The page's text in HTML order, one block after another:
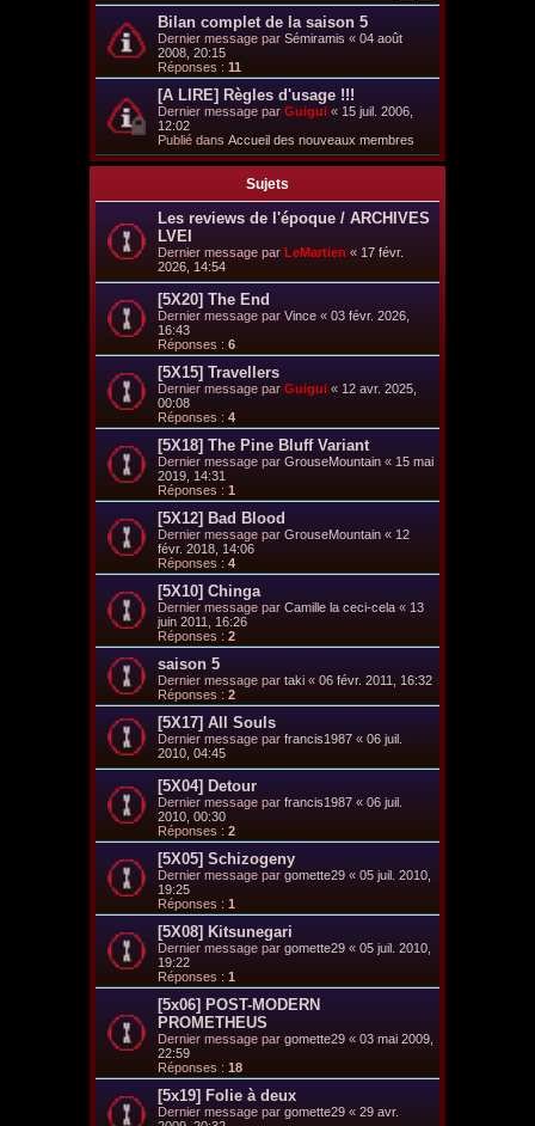
Bilan complet de la saison 5
Dernier message par Sémiramis « 04 août
2008, 20:15
Réponses : 11
[A LIRE] Règles d'usage !!!
Dernier message par Guigui « 15 juil. 2006,
12:02
Publié dans Accueil des nouveaux membres
Sujets
Les reviews de l'époque / ARCHIVES
LVEI
Dernier message par LeMartien « 17 févr.
2026, 14:54
[5X20] The End
Dernier message par Vince « 03 févr. 2026,
16:43
Réponses : 6
[5X15] Travellers
Dernier message par Guigui « 12 avr. 2025,
00:08
Réponses : 4
[5X18] The Pine Bluff Variant
Dernier message par GrouseMountain « 15 mai
2019, 14:31
Réponses : 1
[5X12] Bad Blood
Dernier message par GrouseMountain « 12
févr. 2018, 14:06
Réponses : 4
[5X10] Chinga
Dernier message par Camille la ceci-cela « 13
juin 2011, 16:26
Réponses : 2
saison 5
Dernier message par taki « 06 févr. 2011, 16:32
Réponses : 2
[5X17] All Souls
Dernier message par francis1987 « 06 juil.
2010, 04:45
[5X04] Detour
Dernier message par francis1987 « 06 juil.
2010, 00:30
Réponses : 2
[5X05] Schizogeny
Dernier message par gomette29 « 05 juil. 2010,
19:25
Réponses : 1
[5X08] Kitsunegari
Dernier message par gomette29 « 05 juil. 2010,
19:22
Réponses : 1
[5x06] POST-MODERN
PROMETHEUS
Dernier message par gomette29 « 03 mai 2009,
22:59
Réponses : 18
[5x19] Folie à deux
Dernier message par gomette29 « 29 avr.